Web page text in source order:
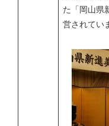
た「岡山県
営されてい